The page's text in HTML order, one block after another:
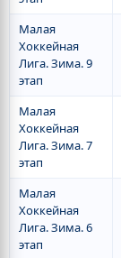
Малая
Хоккейная
Лига. Зима. 9
этап
Малая
Хоккейная
Лига. Зима. 7
этап
Малая
Хоккейная
Лига. Зима. 6
этап